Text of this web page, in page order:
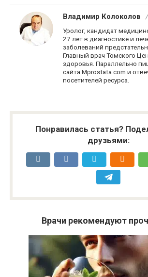
Владимир Колоколов
Уролог, кандидат
27 лет в диагностике и
заболеваний
Главный врач Томского
здоровья. Параллельно
сайта Mprostata.com и
посетителей ресурса.
Понравилась статья?
друзьями:
Врачи рекомендуют